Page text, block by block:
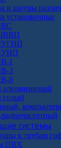
и шнуры
установочные
1
3
6
алюминиевый
голый
системы
к трубам
ПВХ